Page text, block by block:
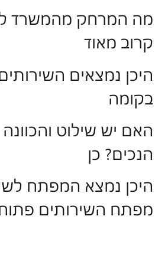
מה המרחק מהמשרד
קרוב מאוד
היכן נמצאים
בקומה
האם יש שילוט
הנכים? כן
היכן נמצא המפתח
מפתח השירותים